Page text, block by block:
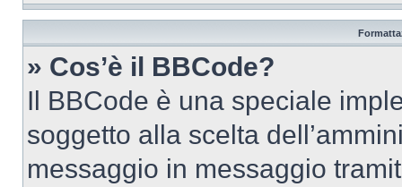
» Cos’è il BBCode?
Il BBCode è una speciale
soggetto alla scelta
messaggio in messaggio